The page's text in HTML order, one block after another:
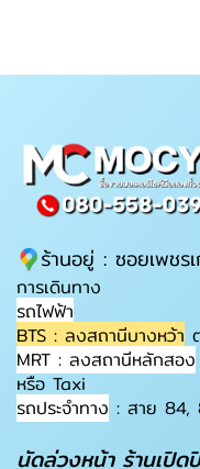
ร้านอยู่ : ซอยเพช
การเดินทาง
รถไฟฟ้า
BTS : ลงสถานีบางหว้า
MRT : ลงสถานีหลักสอง
หรือ Taxi
รถประจำทาง : สาย 84,
นัดล่วงหน้า ร้านเปิด